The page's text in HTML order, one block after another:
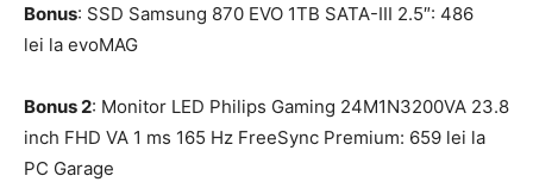
Bonus: SSD Samsung 870 EVO 1TB SATA-III 2.5″: 486
lei la evoMAG
Bonus 2: Monitor LED Philips Gaming 24M1N3200VA 23.8
inch FHD VA 1 ms 165 Hz FreeSync Premium: 659 lei la
PC Garage